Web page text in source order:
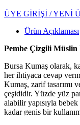
ÜYE GİRİŞİ / YENİ
Ürün Açıklaması
Pembe Çizgili Müslin
Bursa Kumaş olarak,
her ihtiyaca cevap
Kumaş, zarif tasarımı
çeşididir. Yüzde yüz
alabilir yapısıyla
kadar geniş bir